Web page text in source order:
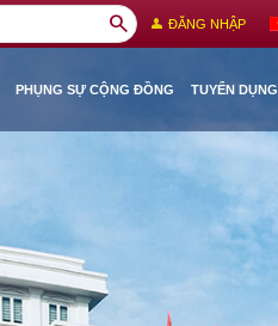
search person ĐĂNG NHẬP
PHỤNG SỰ CỘNG ĐỒNG TUYỂN DỤNG